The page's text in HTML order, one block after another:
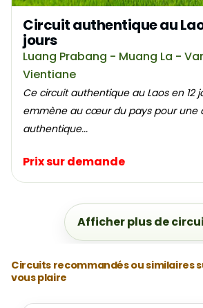
Circuit authentique au
jours
Luang Prabang - Muang La -
Vientiane
Ce circuit authentique au Laos en 12
emmène au cœur du pays pour une
authentique...
Prix sur demande
Afficher plus de
Circuits recommandés ou similaires
vous plaire